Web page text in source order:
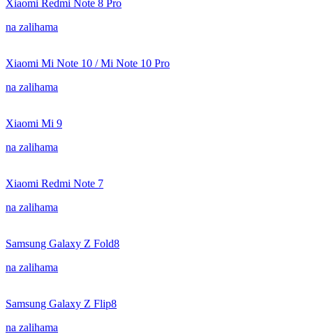
Xiaomi Redmi Note 8 Pro
na zalihama
Xiaomi Mi Note 10 / Mi Note 10 Pro
na zalihama
Xiaomi Mi 9
na zalihama
Xiaomi Redmi Note 7
na zalihama
Samsung Galaxy Z Fold8
na zalihama
Samsung Galaxy Z Flip8
na zalihama